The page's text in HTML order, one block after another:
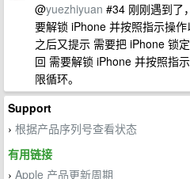
@yuezhiyuan #34 刚刚遇到了
要解锁 iPhone 并按照指示操
之后又提示 需要把 iPhone 锁
回 需要解锁 iPhone 并按照指
限循环。
Support
› 根据产品序列号查看状态
有用链接
› Apple 产品更新周期